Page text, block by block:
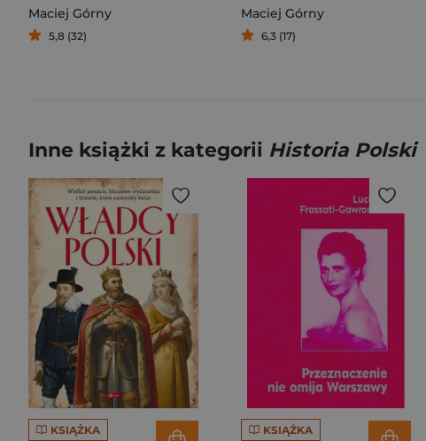
Maciej Górny
5,8 (32)
Maciej Górny
6,3 (17)
Inne książki z kategorii Historia Polski
KSIĄŻKA KSIĄŻKA